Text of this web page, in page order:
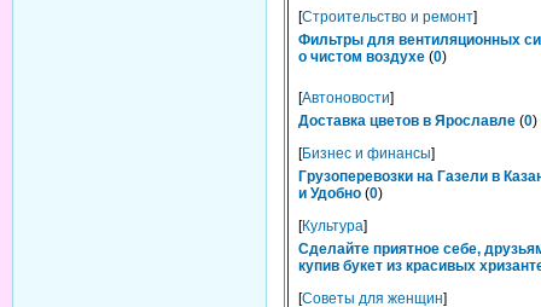
[Строительство и ремонт]
Фильтры для вентиляционных
о чистом воздухе (0)
[Автоновости]
Доставка цветов в Ярославле (0)
[Бизнес и финансы]
Грузоперевозки на Газели в
и Удобно (0)
[Культура]
Сделайте приятное себе,
купив букет из красивых
[Советы для женщин]